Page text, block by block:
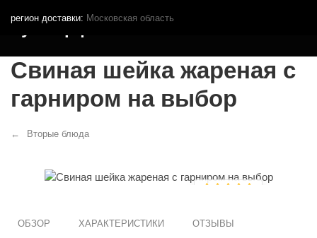
регион доставки: Московская область
Кутья.рф
Свиная шейка жареная с
гарниром на выбор
Вторые блюда
ОБЗОР ХАРАКТЕРИСТИКИ
ОТЗЫВЫ